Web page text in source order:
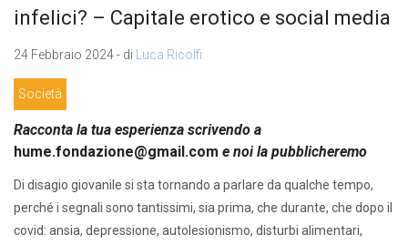
infelici? – Capitale erotico e social media
24 Febbraio 2024 - di Luca Ricolfi
Società
Racconta la tua esperienza scrivendo a
hume.fondazione@gmail.com e noi la pubblicheremo
Di disagio giovanile si sta tornando a parlare da qualche tempo,
perché i segnali sono tantissimi, sia prima, che durante, che dopo il
covid: ansia, depressione, autolesionismo, disturbi alimentari,